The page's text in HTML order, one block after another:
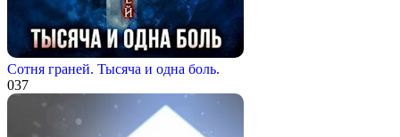
Сотня граней. Тысяча и одна боль.
037